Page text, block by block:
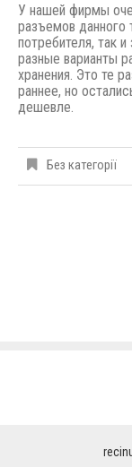
У нашей фирмы
разъемов данного
потребителя, так
разные варианты
хранения. Это те
раннее, но
дешевле.
Без категорії